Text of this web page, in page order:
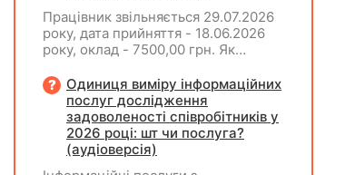
Працівник звільняється 29.07.2026
року, дата прийняття - 18.06.2026
року, оклад - 7500,00 грн. Як
невикористаних днів відпустки при
звільненні?
Одиниця виміру інформаційних
послуг дослідження
задоволеності співробітників у
2026 році: шт чи послуга?
(аудіоверсія)